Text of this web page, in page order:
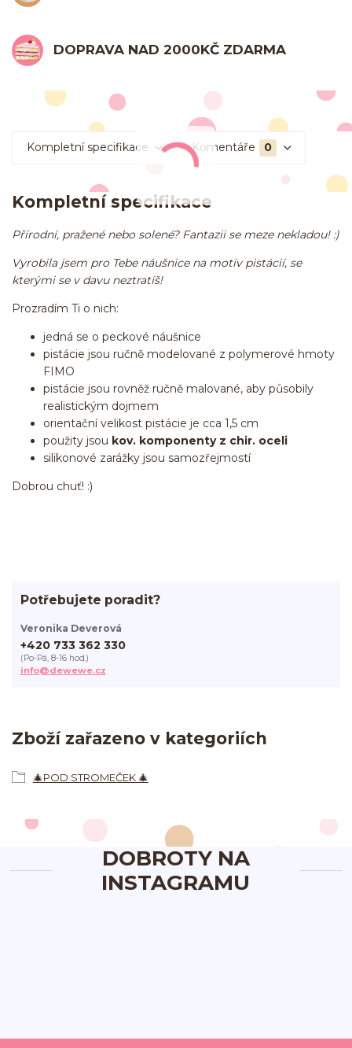
DOPRAVA NAD 2000KČ ZDARMA
Kompletní specifikace Komentáře 0
Kompletní specifikace
Přírodní, pražené nebo solené? Fantazii se meze nekladou! :)
Vyrobila jsem pro Tebe náušnice na motiv pistácií, se
kterými se v davu neztratíš!
Prozradím Ti o nich:
jedná se o peckové náušnice
pistácie jsou ručně modelované z polymerové hmoty
FIMO
pistácie jsou rovněž ručně malované, aby působily
realistickým dojmem
orientační velikost pistácie je cca 1,5 cm
použity jsou kov. komponenty z chir. oceli
silikonové zarážky jsou samozřejmostí
Dobrou chuť! :)
Zboží zařazeno v kategoriích
🎄POD STROMEČEK 🎄
Potřebujete poradit?
Veronika Deverová
+420 733 362 330
(Po-Pá, 8-16 hod.)
info@dewewe.cz
DOBROTY NA
INSTAGRAMU